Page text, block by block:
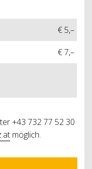
€ 5,–
€ 7,–
+43 732 77 52 30
möglich.